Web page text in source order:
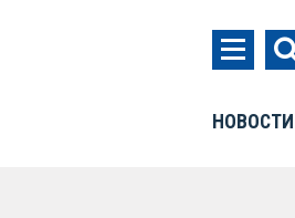
НОВОСТИ